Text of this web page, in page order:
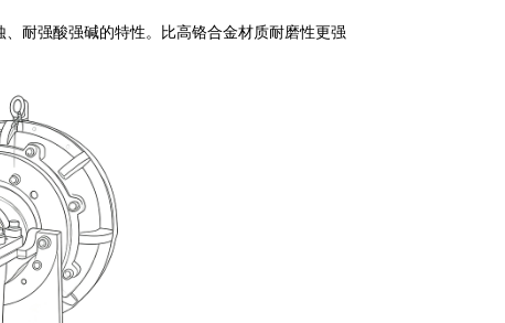
耐强酸强碱的特性。比高铬合金材质耐磨性更强